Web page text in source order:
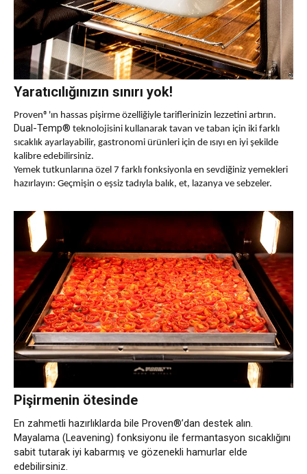
Yaratıcılığınızın sınırı yok!
Proven® 'ın hassas pişirme özelliğiyle tariflerinizin lezzetini artırın.
Dual-Temp® teknolojisini kullanarak tavan ve taban için iki farklı
sıcaklık ayarlayabilir, gastronomi ürünleri için de ısıyı en iyi şekilde
kalibre edebilirsiniz.
Yemek tutkunlarına özel 7 farklı fonksiyonla en sevdiğiniz yemekleri
hazırlayın: Geçmişin o eşsiz tadıyla balık, et, lazanya ve sebzeler.
Pişirmenin ötesinde
En zahmetli hazırlıklarda bile Proven®’dan destek alın.
Mayalama (Leavening) fonksiyonu ile fermantasyon sıcaklığını
sabit tutarak iyi kabarmış ve gözenekli hamurlar elde
edebilirsiniz.